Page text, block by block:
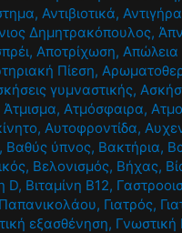
, Αντιβιοτικά,
Δημητρακόπουλος,
, Αποτρίχωση,
Πίεση,
γυμναστικής,
Άτμισμα, Ατμόσφαιρα,
, Αυτοφροντίδα,
, Βαθύς ύπνος, Βακτήρια,
, Βελονισμός, Βήχας,
D, Βιταμίνη Β12,
, Γιατρός,
εξασθένηση, Γνωστική